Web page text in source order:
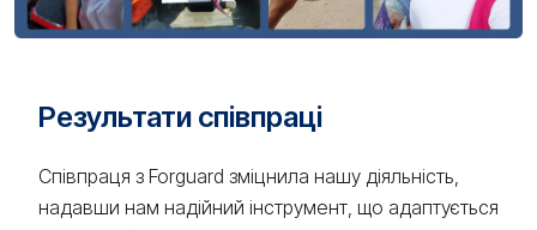
Результати співпраці
Співпраця з Forguard зміцнила нашу діяльність,
надавши нам надійний інструмент, що адаптується